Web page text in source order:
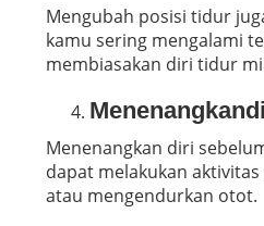
Mengubah posisi tidur
kamu sering mengalami
membiasakan diri tidur
Menenangkan diri
dapat melakukan
atau mengendurkan otot.